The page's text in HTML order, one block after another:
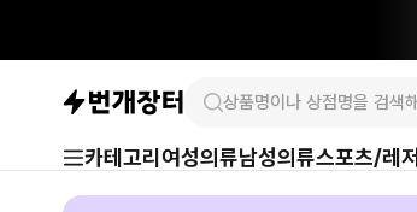
카테고리 여성의류남성의류스포츠/레저